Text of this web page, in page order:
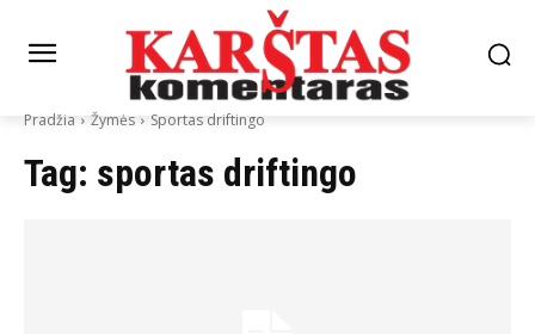
Pradžia Žymės Sportas driftingo
Tag: sportas driftingo